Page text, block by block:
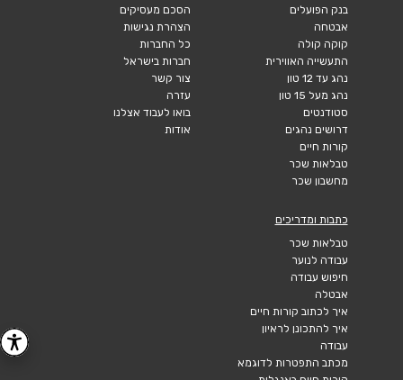
בנק הפועלים
אבטחה
קוקה קולה
התעשייה האווירית
נהג עד 12 טון
נהג מעל 15 טון
סטודנטים
דרושים נהגים
קורות חיים
טבלאות שכר
מחשבון שכר
הסכם מעסיקים
הצהרת נגישות
כל החברות
חברות בישראל
צור קשר
עזרה
בואו לעבוד אצלנו
אודות
כתבות ומדריכים
טבלאות שכר
עבודה לנוער
חיפוש עבודה
אבטלה
איך לכתוב קורות חיים
איך להתכונן לראיון
עבודה
מכתב התפטרות לדוגמא